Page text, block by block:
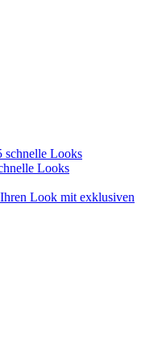
Looks
Look mit exklusiven